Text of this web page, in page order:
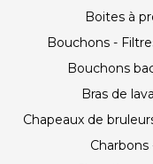
Boites à
Bouchons -
Bouchons
Bras de
Chapeaux de